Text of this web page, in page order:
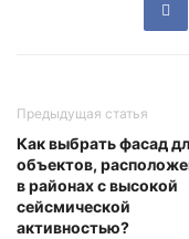
Предыдущая статья
Как выбрать фасад
объектов,
в районах с высокой
сейсмической
активностью?